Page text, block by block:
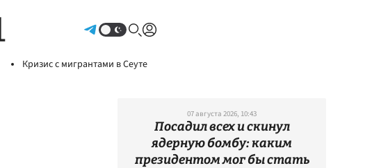
Кризис с мигрантами в Сеуте
07 августа 2026, 10:43
Посадил всех и скинул
ядерную бомбу: каким
президентом мог бы стать